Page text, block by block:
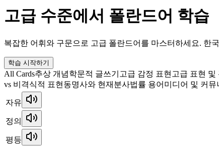
고급 수준에서 폴란드어 학습
복잡한 어휘와 구문으로 고급 폴란드어를 마스터하세요. 한
학습 시작하기
All Cards추상 개념학문적 글쓰기 고급 감정 표현 고급 표현 및
vs 비격식적 표현 동명사와 현재분사법률 용어 미디어 및 커뮤
자유
정의
평등